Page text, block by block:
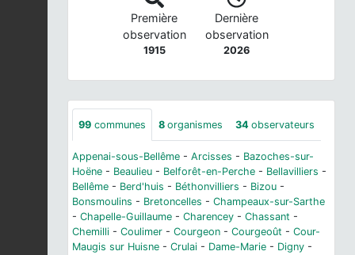
Première
observation
1915
Dernière
observation
2026
99 communes 8 organismes 34 observateurs
Appenai-sous-Bellême - Arcisses - Bazoches-sur-
Hoëne - Beaulieu - Belforêt-en-Perche - Bellavilliers -
Bellême - Berd'huis - Béthonvilliers - Bizou -
Bonsmoulins - Bretoncelles - Champeaux-sur-Sarthe
- Chapelle-Guillaume - Charencey - Chassant -
Chemilli - Coulimer - Courgeon - Courgeoût - Cour-
Maugis sur Huisne - Crulai - Dame-Marie - Digny -